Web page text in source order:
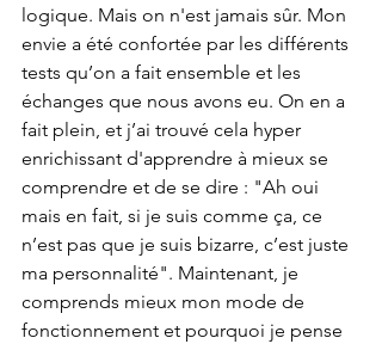
logique. Mais on n'est jamais sûr. Mon
envie a été confortée par les différents
tests qu’on a fait ensemble et les
échanges que nous avons eu. On en a
fait plein, et j’ai trouvé cela hyper
enrichissant d'apprendre à mieux se
comprendre et de se dire : "Ah oui
mais en fait, si je suis comme ça, ce
n’est pas que je suis bizarre, c’est juste
ma personnalité". Maintenant, je
comprends mieux mon mode de
fonctionnement et pourquoi je pense